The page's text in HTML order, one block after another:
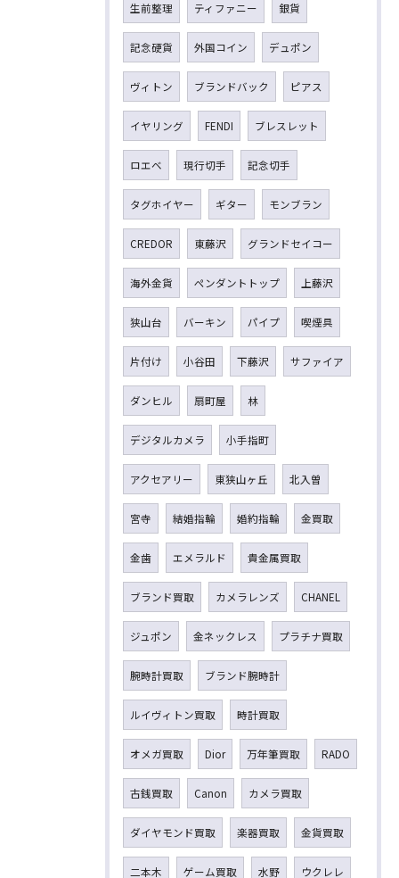
生前整理 ティファニー 銀貨
記念硬貨 外国コイン デュポン
ヴィトン ブランドバック ピアス
イヤリング FENDI ブレスレット
ロエベ 現行切手 記念切手
タグホイヤー ギター モンブラン
CREDOR 東藤沢 グランドセイコー
海外金貨 ペンダントトップ 上藤沢
狭山台 バーキン パイプ 喫煙具
片付け 小谷田 下藤沢 サファイア
ダンヒル 扇町屋 林
デジタルカメラ 小手指町
アクセアリー 東狭山ヶ丘 北入曽
宮寺 結婚指輪 婚約指輪 金買取
金歯 エメラルド 貴金属買取
ブランド買取 カメラレンズ CHANEL
ジュポン 金ネックレス プラチナ買取
腕時計買取 ブランド腕時計
ルイヴィトン買取 時計買取
オメガ買取 Dior 万年筆買取 RADO
古銭買取 Canon カメラ買取
ダイヤモンド買取 楽器買取 金貨買取
二本木 ゲーム買取 水野 ウクレレ